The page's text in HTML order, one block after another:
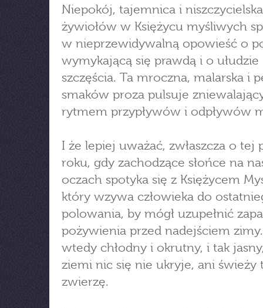
Niepokój, tajemnica i niszczycielska
żywiołów w Księżycu myśliwych
w nieprzewidywalną opowieść o
wymykającą się prawdą i o ułudzie
szczęścia. Ta mroczna, malarska i
smaków proza pulsuje
rytmem przypływów i odpływów
I że lepiej uważać, zwłaszcza o tej
roku, gdy zachodzące słońce na
oczach spotyka się z Księżycem
który wzywa człowieka do
polowania, by mógł uzupełnić
pożywienia przed nadejściem
wtedy chłodny i okrutny, i tak
ziemi nic się nie ukryje, ani świeży
zwierzę.